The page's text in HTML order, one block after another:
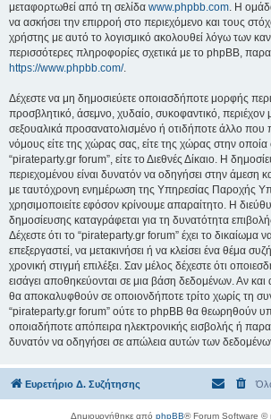
μεταφορτωθεί από τη σελίδα www.phpbb.com. Η
να ασκήσει την επιρροή στο περιεχόμενο και τους
χρήστης με αυτό το λογισμικό ακολουθεί λόγω των
περισσότερες πληροφορίες σχετικά με το phpBB,
https://www.phpbb.com/.
Δέχεστε να μη δημοσιεύετε οποιασδήποτε μορφής
προσβλητικό, άσεμνο, χυδαίο, συκοφαντικό, περιέχον
σεξουαλικά προσανατολισμένο ή οτιδήποτε άλλο που
νόμους είτε της χώρας σας, είτε της χώρας στην οποία
“pirateparty.gr forum”, είτε το Διεθνές Δίκαιο. Η
περιεχομένου είναι δυνατόν να οδηγήσει στην άμεση
με ταυτόχρονη ενημέρωση της Υπηρεσίας Παροχής
χρησιμοποιείτε εφόσον κρίνουμε απαραίτητο. Η
δημοσίευσης καταγράφεται για τη δυνατότητα
Δέχεστε ότι το “pirateparty.gr forum” έχει το δικαίωμα
επεξεργαστεί, να μετακινήσει ή να κλείσει ένα θέμα
χρονική στιγμή επιλέξει. Σαν μέλος δέχεστε ότι
εισάγει αποθηκεύονται σε μια βάση δεδομένων. Αν και
θα αποκαλυφθούν σε οποιονδήποτε τρίτο χωρίς τη
“pirateparty.gr forum” ούτε το phpBB θα θεωρηθούν
οποιαδήποτε απόπειρα ηλεκτρονικής εισβολής ή
δυνατόν να οδηγήσει σε απώλεια αυτών των
Ευρετήριο Δ. Συζήτησης
Δημιουργήθηκε από phpBB® Forum Software ©